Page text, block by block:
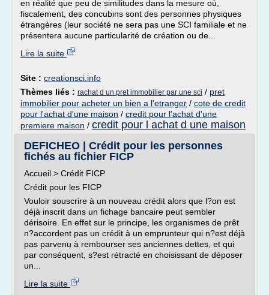
en réalité que peu de similitudes dans la mesure où,
fiscalement, des concubins sont des personnes physiques
étrangères (leur société ne sera pas une SCI familiale et ne
présentera aucune particularité de création ou de...
Lire la suite
Site : creationsci.info
Thèmes liés : rachat d un pret immobilier par une sci / pret
immobilier pour acheter un bien a l'etranger / cote de credit
pour l'achat d'une maison / credit pour l'achat d'une
premiere maison / credit pour l achat d une maison
DEFICHEO | Crédit pour les personnes
fichés au fichier FICP
Accueil > Crédit FICP
Crédit pour les FICP
Vouloir souscrire à un nouveau crédit alors que l?on est
déjà inscrit dans un fichage bancaire peut sembler
dérisoire. En effet sur le principe, les organismes de prêt
n?accordent pas un crédit à un emprunteur qui n?est déjà
pas parvenu à rembourser ses anciennes dettes, et qui
par conséquent, s?est rétracté en choisissant de déposer
un...
Lire la suite